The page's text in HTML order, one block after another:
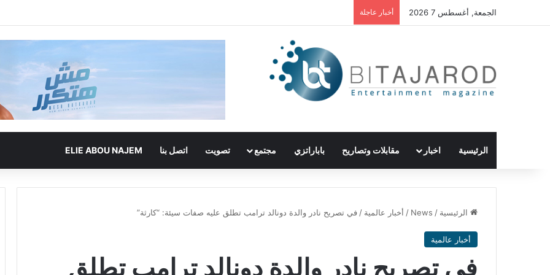
الجمعة, أغسطس 7 2026 أخبار عاجلة
الرئيسية اخبار مقابلات وتصاريح باباراتزي مجتمع تصويت اتصل بنا ELIE ABOU NAJEM
الرئيسية /
News
/ أخبار عالمية / في تصريح نادر والدة دونالد ترامب تطلق عليه صفات سيئة: “كارثة”
أخبار عالمية
في تصريح نادر والدة دونالد ترامب تطلق